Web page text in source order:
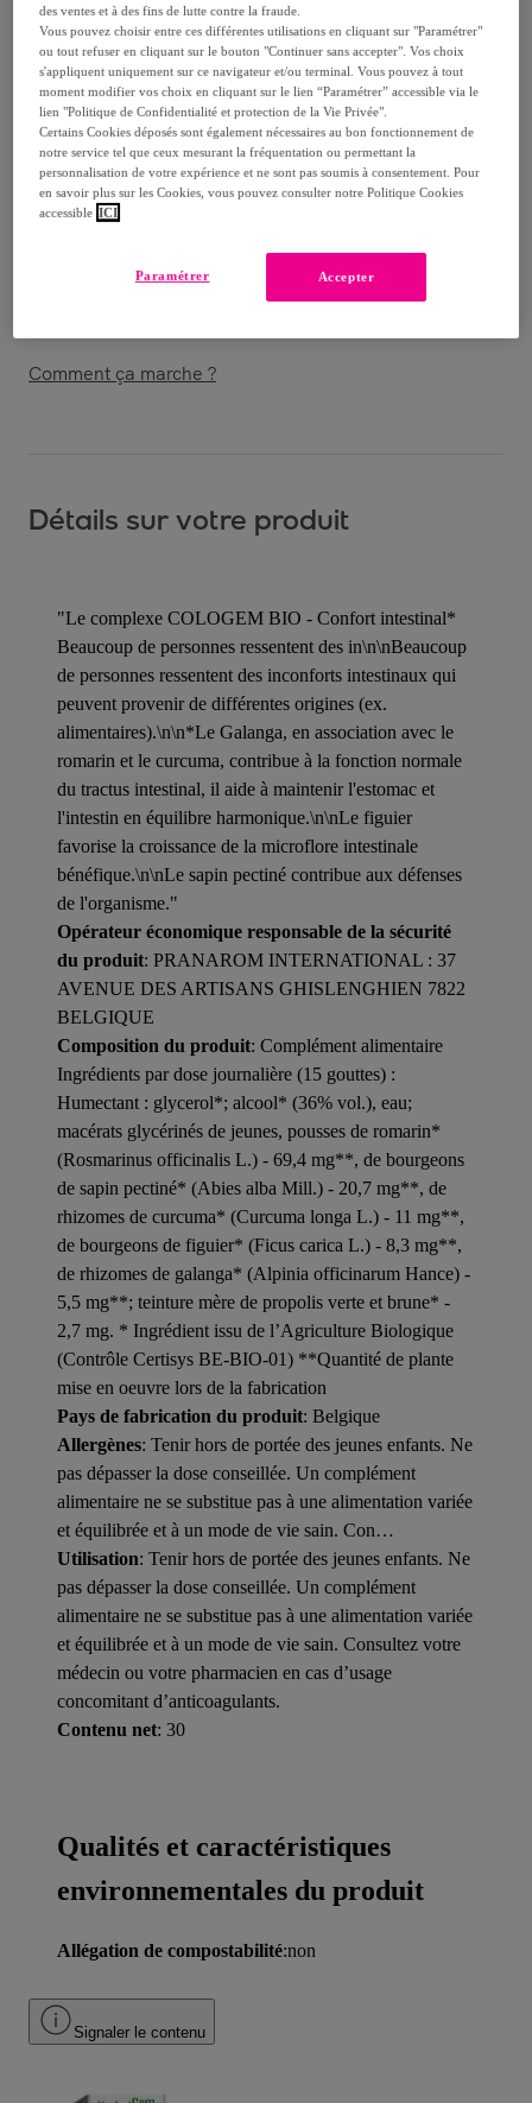
Vendu parI Natural Health
Livraison
Livraison à partir de4,20 €
14/08et le17/08
Comment ça marche ?
Détails sur votre produit
"Le complexe COLOGEM BIO - Confort intestinal*
Beaucoup de personnes ressentent des in\n\nBeaucoup
de personnes ressentent des inconforts intestinaux qui
peuvent provenir de différentes origines (ex.
alimentaires).\n\n*Le Galanga, en association avec le
romarin et le curcuma, contribue à la fonction normale
du tractus intestinal, il aide à maintenir l'estomac et
l'intestin en équilibre harmonique.\n\nLe figuier
favorise la croissance de la microflore intestinale
bénéfique.\n\nLe sapin pectiné contribue aux défenses
de l'organisme."
Opérateur économique responsable de la sécurité
du produit: PRANAROM INTERNATIONAL : 37
AVENUE DES ARTISANS GHISLENGHIEN 7822
BELGIQUE
Composition du produit: Complément alimentaire
Ingrédients par dose journalière (15 gouttes) :
Humectant : glycerol*; alcool* (36% vol.), eau;
macérats glycérinés de jeunes, pousses de romarin*
(Rosmarinus officinalis L.) - 69,4 mg**, de bourgeons
de sapin pectiné* (Abies alba Mill.) - 20,7 mg**, de
rhizomes de curcuma* (Curcuma longa L.) - 11 mg**,
de bourgeons de figuier* (Ficus carica L.) - 8,3 mg**,
de rhizomes de galanga* (Alpinia officinarum Hance) -
5,5 mg**; teinture mère de propolis verte et brune* -
2,7 mg. * Ingrédient issu de l’Agriculture Biologique
(Contrôle Certisys BE-BIO-01) **Quantité de plante
mise en oeuvre lors de la fabrication
Pays de fabrication du produit: Belgique
Allergènes: Tenir hors de portée des jeunes enfants. Ne
pas dépasser la dose conseillée. Un complément
alimentaire ne se substitue pas à une alimentation variée
et équilibrée et à un mode de vie sain. Con…
Utilisation: Tenir hors de portée des jeunes enfants. Ne
pas dépasser la dose conseillée. Un complément
alimentaire ne se substitue pas à une alimentation variée
et équilibrée et à un mode de vie sain. Consultez votre
médecin ou votre pharmacien en cas d’usage
concomitant d’anticoagulants.
Contenu net: 30
Qualités et caractéristiques
environnementales du produit
Allégation de compostabilité:non
Signaler le contenu
des ventes et à des fins de lutte contre la fraude.
Vous pouvez choisir entre ces différentes utilisations en cliquant sur "Paramétrer"
ou tout refuser en cliquant sur le bouton "Continuer sans accepter". Vos choix
s'appliquent uniquement sur ce navigateur et/ou terminal. Vous pouvez à tout
moment modifier vos choix en cliquant sur le lien “Paramétrer” accessible via le
lien "Politique de Confidentialité et protection de la Vie Privée".
Certains Cookies déposés sont également nécessaires au bon fonctionnement de
notre service tel que ceux mesurant la fréquentation ou permettant la
personnalisation de votre expérience et ne sont pas soumis à consentement. Pour
en savoir plus sur les Cookies, vous pouvez consulter notre Politique Cookies
accessible ICI
Accepter
Paramétrer